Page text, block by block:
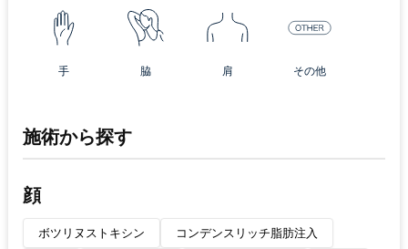
手 脇 肩 その他
施術から探す
顔
ボツリヌストキシン コンデンスリッチ脂肪注入